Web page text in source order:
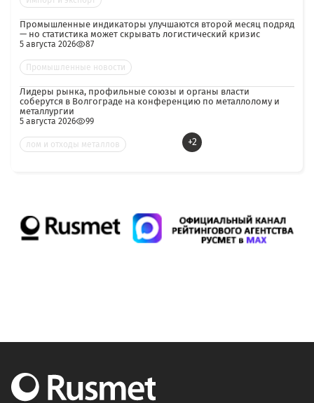
Промышленные индикаторы улучшаются второй месяц подряд
— но статистика может скрывать логистический кризис
5 августа 2026 87
Промышленные новости
Лидеры рынка, профильные союзы и органы власти
соберутся в Волгограде на конференцию по металлолому и
металлургии
5 августа 2026 99
лом и отходы металлов +2